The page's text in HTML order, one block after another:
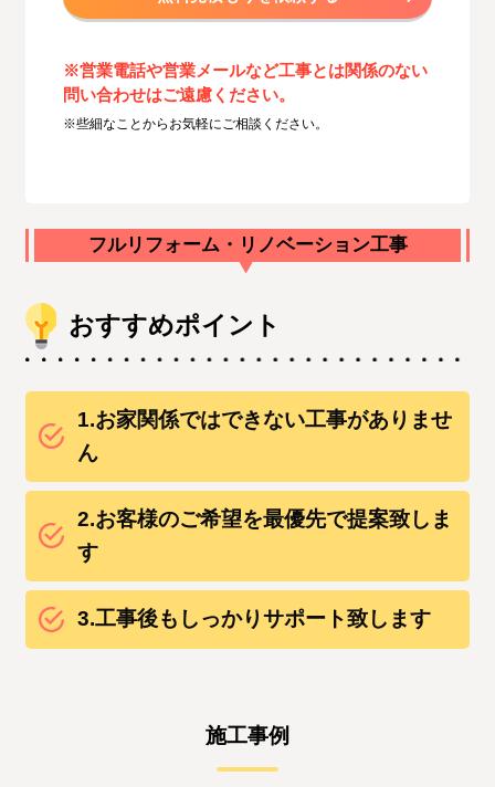
※営業電話や営業メールなど工事とは関係のない
問い合わせはご遠慮ください。
※些細なことからお気軽にご相談ください。
フルリフォーム・リノベーション工事
おすすめポイント
1.お家関係ではできない工事がありませ
ん
2.お客様のご希望を最優先で提案致しま
す
3.工事後もしっかりサポート致します
施工事例